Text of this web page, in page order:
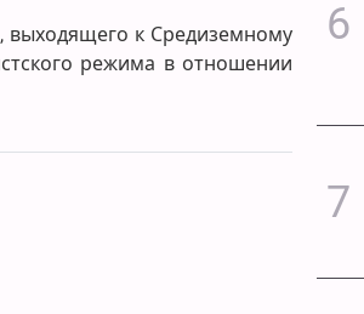
выходящего к Средиземному
режима в отношении